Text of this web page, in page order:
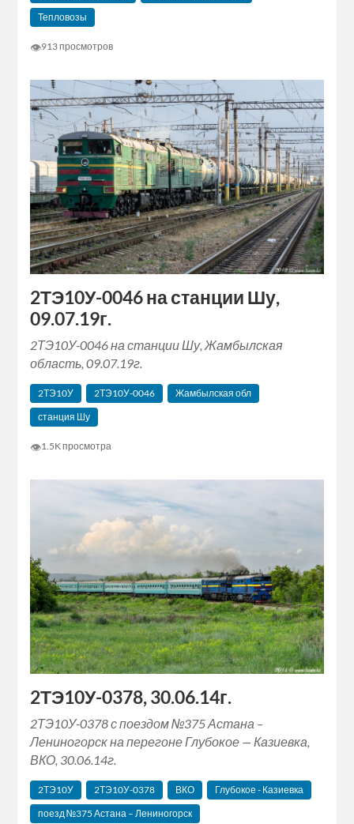
Тепловозы
👁913 просмотров
2ТЭ10У-0046 на станции Шу,
09.07.19г.
2ТЭ10У-0046 на станции Шу, Жамбылская
область, 09.07.19г.
2ТЭ10У 2ТЭ10У-0046
Жамбылская обл
станция Шу
👁1.5K просмотра
2ТЭ10У-0378, 30.06.14г.
2ТЭ10У-0378 с поездом №375 Астана –
Лениногорск на перегоне Глубокое — Казиевка,
ВКО, 30.06.14г.
2ТЭ10У 2ТЭ10У-0378 ВКО
Глубокое - Казиевка
поезд №375 Астана – Лениногорск